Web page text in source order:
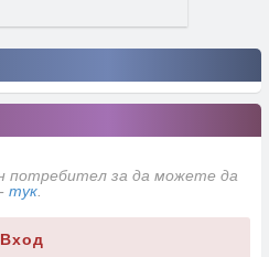
потребител за да можете да
тук
Вход